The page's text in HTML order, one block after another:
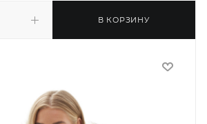
В КОРЗИНУ